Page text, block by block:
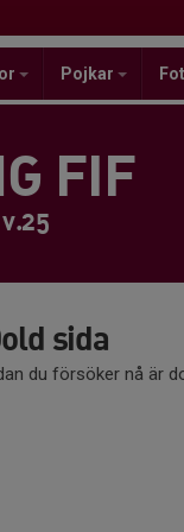
Pojkar
FIF
sida
du försöker nå är